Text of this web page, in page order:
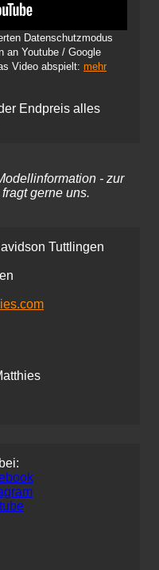
Datenschutzmodus
an Youtube / Google
Video abspielt: mehr
Endpreis alles
- zur
gerne uns.
Tuttlingen